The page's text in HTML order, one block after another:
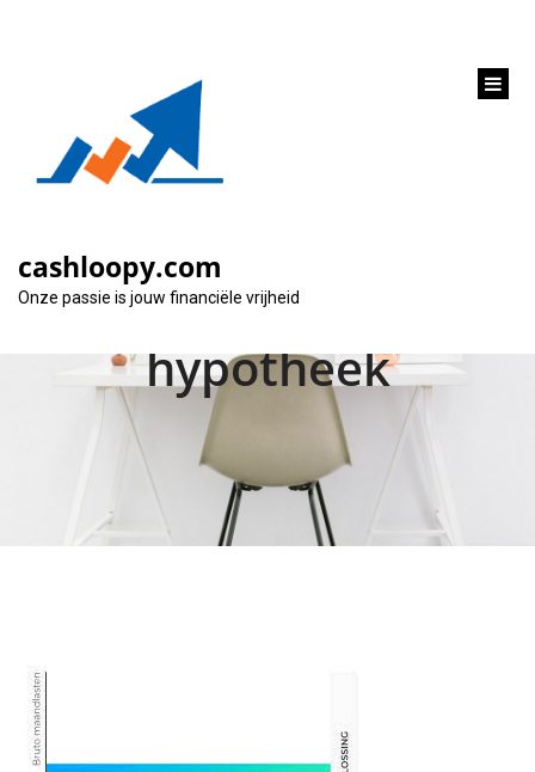
cashloopy.com
Onze passie is jouw financiële vrijheid
Financiële vrijheid
met een
aflossingsvrije
hypotheek